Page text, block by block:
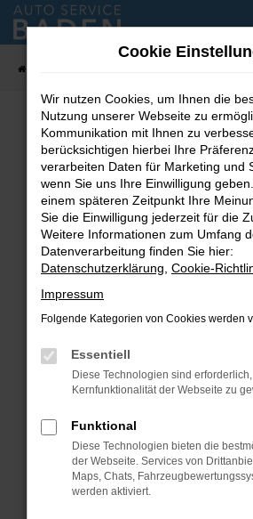
Zum
Hauptinhalt
Fehler: Network
Beim Laden ist ein Fehler
Hier sind ein paar Tipps, die dir
Überprüfe deine Firewall
Internetverbindung.
Laden andere Webseiten, zum
Suchmaschine?
Prüfe deine
können das Laden bestimmter
verhindern. Funktioniert die
Fenster?
Starte dein Gerät neu.
Das kann manchmal helfen,
Probleme zu beheben.
Cookie
Wir nutzen Cookies, um Ihnen die
Nutzung unserer Webseite zu
Kommunikation mit Ihnen zu
berücksichtigen hierbei Ihre
verarbeiten Daten für Marketing und
wenn Sie uns Ihre Einwilligung
einem späteren Zeitpunkt Ihre
Sie die Einwilligung jederzeit für die
Weitere Informationen zum Umfang
Datenverarbeitung finden Sie hier:
Datenschutzerklärung Cookie-
Impressum
Folgende Kategorien von Cookies werden
Essentiell
Diese Technologien sind
Kernfunktionalität der Webseite zu
Funktional
Diese Technologien bieten die
der Webseite. Services von
Maps, Chats,
werden aktiviert.